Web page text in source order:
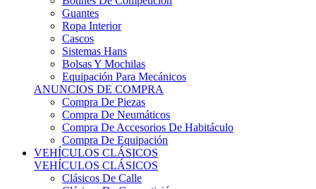
Ropa Interior
Cascos
Sistemas Hans
Bolsas Y Mochilas
Equipación Para Mecánicos
ANUNCIOS DE COMPRA
Compra De Piezas
Compra De Neumáticos
Compra De Accesorios De Habitáculo
Compra De Equipación
VEHÍCULOS CLÁSICOS
VEHÍCULOS CLÁSICOS
Clásicos De Calle
Clásicos De Competición
Motores